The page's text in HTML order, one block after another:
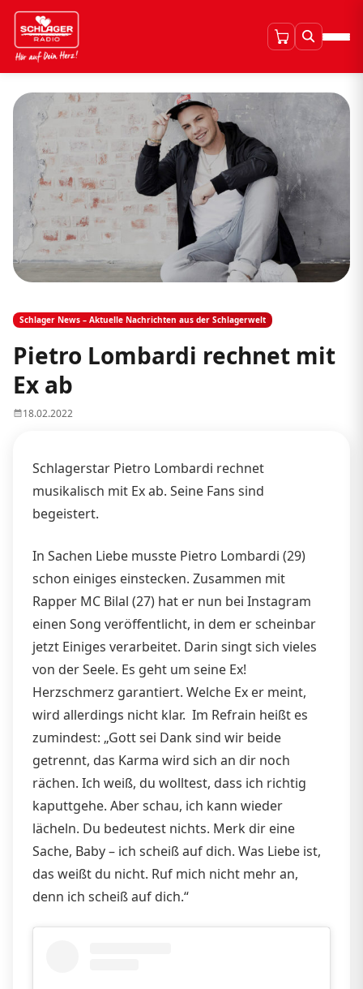
Schlager News – Aktuelle Nachrichten aus der Schlagerwelt
Pietro Lombardi rechnet mit
Ex ab
18.02.2022
Schlagerstar Pietro Lombardi rechnet
musikalisch mit Ex ab. Seine Fans sind
begeistert.
In Sachen Liebe musste Pietro Lombardi (29)
schon einiges einstecken. Zusammen mit
Rapper MC Bilal (27) hat er nun bei Instagram
einen Song veröffentlicht, in dem er scheinbar
jetzt Einiges verarbeitet. Darin singt sich vieles
von der Seele. Es geht um seine Ex!
Herzschmerz garantiert. Welche Ex er meint,
wird allerdings nicht klar. Im Refrain heißt es
zumindest: „Gott sei Dank sind wir beide
getrennt, das Karma wird sich an dir noch
rächen. Ich weiß, du wolltest, dass ich richtig
kaputtgehe. Aber schau, ich kann wieder
lächeln. Du bedeutest nichts. Merk dir eine
Sache, Baby – ich scheiß auf dich. Was Liebe ist,
das weißt du nicht. Ruf mich nicht mehr an,
denn ich scheiß auf dich.“